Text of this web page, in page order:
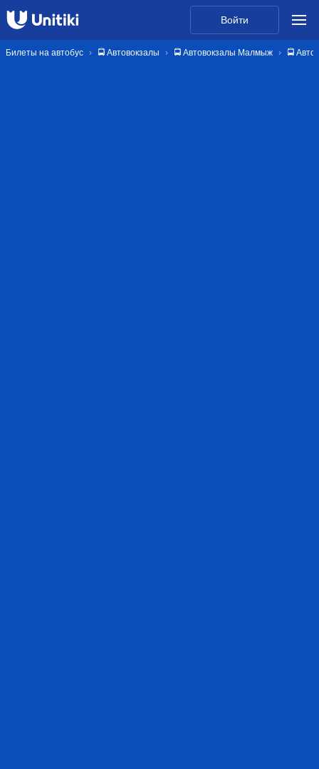
Войти
Билеты на автобус 🚍 Автовокзалы 🚍 Автовокзалы Малмыж 🚍